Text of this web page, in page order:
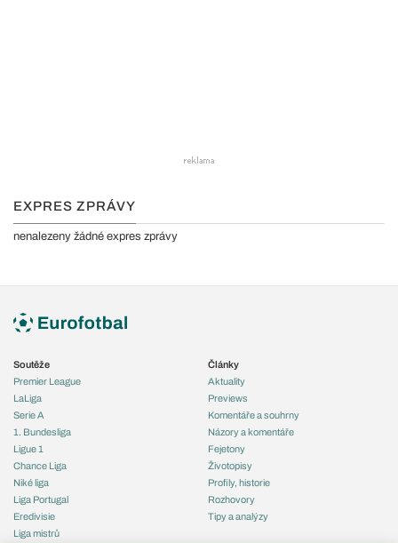
EXPRES ZPRÁVY
nenalezeny žádné expres zprávy
Soutěže
Premier League
LaLiga
Serie A
1. Bundesliga
Ligue 1
Chance Liga
Niké liga
Liga Portugal
Eredivisie
Liga mistrů
Články
Aktuality
Previews
Komentáře a souhrny
Názory a komentáře
Fejetony
Životopisy
Profily, historie
Rozhovory
Tipy a analýzy